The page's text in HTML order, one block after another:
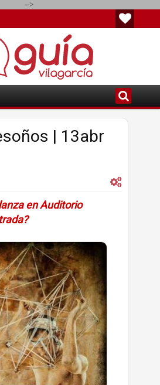
-->
| 13abr
en Auditorio